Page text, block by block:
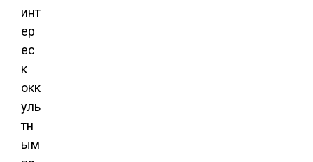
инт
ер
ес
к
окк
уль
тн
ым